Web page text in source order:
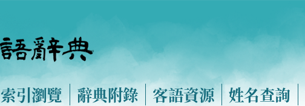
索引瀏覽 辭典附錄 客語資源 姓名查詢